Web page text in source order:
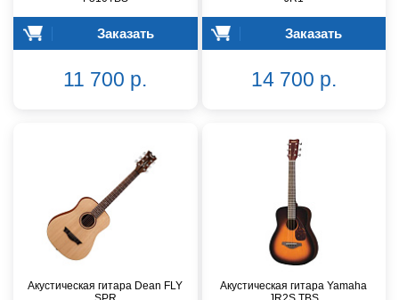
Заказать
11 700 р.
Заказать
14 700 р.
Акустическая гитара Dean FLY
Акустическая гитара Yamaha